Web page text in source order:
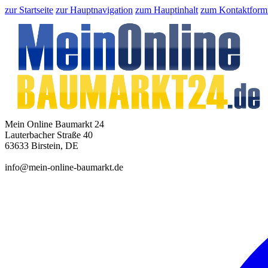
zur Startseite zur Hauptnavigation zum Hauptinhalt zum
Mein Online Baumarkt 24
Lauterbacher Straße 40
63633 Birstein, DE
info@mein-online-baumarkt.de